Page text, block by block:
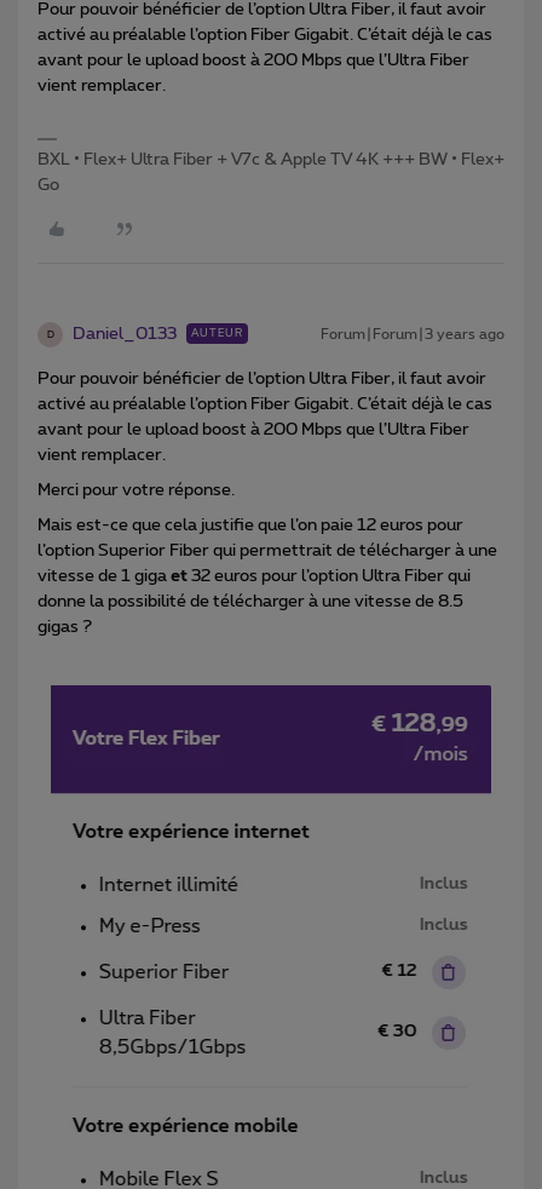
Pour pouvoir bénéficier de l’option Ultra Fiber, il faut avoir
activé au préalable l’option Fiber Gigabit. C’était déjà le cas
avant pour le upload boost à 200 Mbps que l’Ultra Fiber
vient remplacer.
BXL • Flex+ Ultra Fiber + V7c & Apple TV 4K +++ BW • Flex+
Go
D Daniel_0133 AUTEUR Forum|Forum|3 years ago
Pour pouvoir bénéficier de l’option Ultra Fiber, il faut avoir
activé au préalable l’option Fiber Gigabit. C’était déjà le cas
avant pour le upload boost à 200 Mbps que l’Ultra Fiber
vient remplacer.
Merci pour votre réponse.
Mais est-ce que cela justifie que l’on paie 12 euros pour
l’option Superior Fiber qui permettrait de télécharger à une
vitesse de 1 giga et 32 euros pour l’option Ultra Fiber qui
donne la possibilité de télécharger à une vitesse de 8.5
gigas ?